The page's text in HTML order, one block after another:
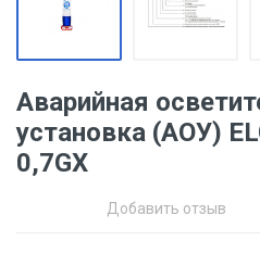
Аварийная
установка (АОУ)
0,7GX
Добавить отзыв